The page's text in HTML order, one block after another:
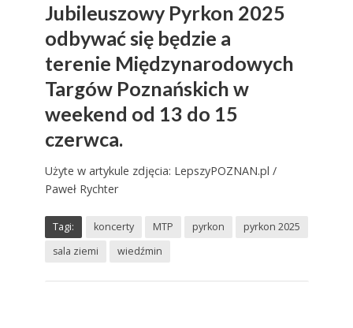
Jubileuszowy Pyrkon 2025
odbywać się będzie a
terenie Międzynarodowych
Targów Poznańskich w
weekend od 13 do 15
czerwca.
Użyte w artykule zdjęcia: LepszyPOZNAN.pl /
Paweł Rychter
Tagi: koncerty MTP pyrkon
pyrkon 2025
sala ziemi
wiedźmin